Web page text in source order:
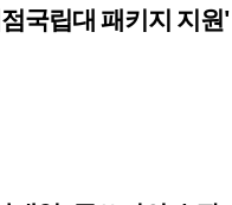
국립대 패키지 지원